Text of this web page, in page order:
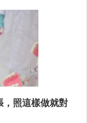
，照這樣做就對